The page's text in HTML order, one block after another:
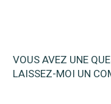
VOUS AVEZ UNE
LAISSEZ-MOI UN